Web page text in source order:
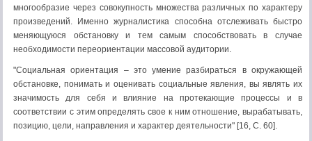
многообразие через совокупность множества различных по характеру
произведений. Именно журналистика способна отслеживать быстро
меняющуюся обстановку и тем самым способствовать в случае
необходимости переориентации массовой аудитории.
"Социальная ориентация – это умение разбираться в окружающей
обстановке, понимать и оценивать социальные явления, вы являть их
значимость для себя и влияние на протекающие процессы и в
соответствии с этим определять свое к ним отношение, вырабатывать,
позицию, цели, направления и характер деятельности" [16, С. 60].